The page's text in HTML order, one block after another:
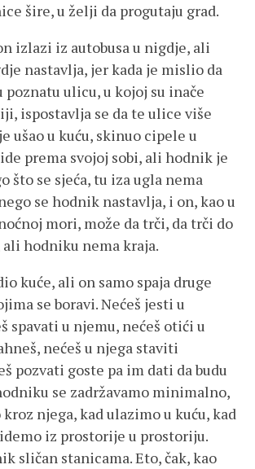
šire, u želji da progutaju grad.
izlazi iz autobusa u nigdje, ali
nastavlja, jer kada je mislio da
poznatu ulicu, u kojoj su inače
ispostavlja se da te ulice više
ušao u kuću, skinuo cipele u
prema svojoj sobi, ali hodnik je
što se sjeća, tu iza ugla nema
se hodnik nastavlja, i on, kao u
mori, može da trči, da trči do
hodniku nema kraja.
kuće, ali on samo spaja druge
se boravi. Nećeš jesti u
spavati u njemu, nećeš otići u
nećeš u njega staviti
pozvati goste pa im dati da budu
se zadržavamo minimalno,
njega, kad ulazimo u kuću, kad
iz prostorije u prostoriju.
sličan stanicama. Eto, čak, kao